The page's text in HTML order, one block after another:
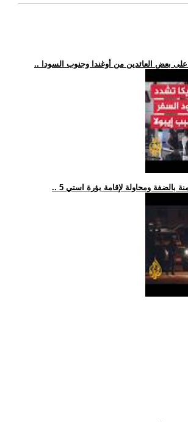
بعض العائدين من أوغندا وجنوب السودا
بالضفة ومحاولة لإقامة بؤرة استي